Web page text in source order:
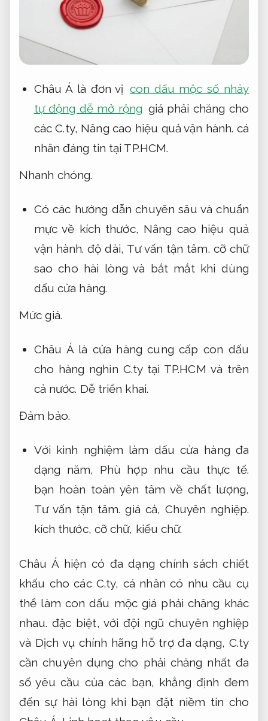
Châu Á là đơn vị con dấu mộc số nhảy
tự động dễ mở rộng giá phải chăng cho
các C.ty, Nâng cao hiệu quả vận hành. cá
nhân đáng tin tại TP.HCM.
Nhanh chóng.
Có các hướng dẫn chuyên sâu và chuẩn
mực về kích thước, Nâng cao hiệu quả
vận hành. độ dài, Tư vấn tận tâm. cỡ chữ
sao cho hài lòng và bắt mắt khi dùng
dấu cửa hàng.
Mức giá.
Châu Á là cửa hàng cung cấp con dấu
cho hàng nghìn C.ty tại TP.HCM và trên
cả nước. Dễ triển khai.
Đảm bảo.
Với kinh nghiệm làm dấu cửa hàng đa
dạng năm, Phù hợp nhu cầu thực tế.
bạn hoàn toàn yên tâm về chất lượng,
Tư vấn tận tâm. giá cả, Chuyên nghiệp.
kích thước, cỡ chữ, kiểu chữ.
Châu Á hiện có đa dạng chính sách chiết
khấu cho các C.ty, cá nhân có nhu cầu cụ
thể làm con dấu mộc giá phải chăng khác
nhau. đặc biệt, với đội ngũ chuyên nghiệp
và Dịch vụ chính hãng hỗ trợ đa dạng, C.ty
cần chuyên dụng cho phải chăng nhất đa
số yêu cầu của các bạn, khẳng định đem
đến sự hài lòng khi bạn đặt niềm tin cho